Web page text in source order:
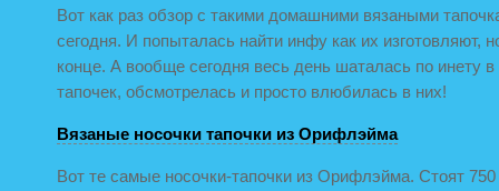
Вот как раз обзор с такими домашними вязаными
сегодня. И попыталась найти инфу как их изготовляют,
конце. А вообще сегодня весь день шаталась по инету в
тапочек, обсмотрелась и просто влюбилась в них!
Вязаные носочки тапочки из Орифлэйма
Вот те самые носочки-тапочки из Орифлэйма. Стоят